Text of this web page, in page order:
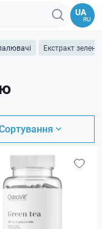
UA
RU
Екстракт